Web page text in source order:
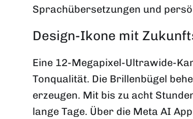
Sprachübersetzungen und
Design-Ikone mit
Eine 12-Megapixel-Ultrawide-
Tonqualität. Die Brillenbügel
erzeugen. Mit bis zu acht
lange Tage. Über die Meta AI